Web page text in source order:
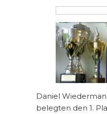
Daniel
belegten den 1.